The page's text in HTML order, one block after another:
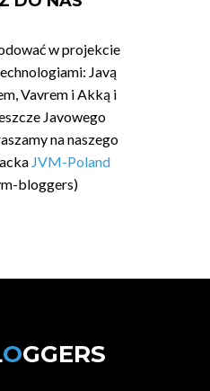
w projekcie
Javą
Vavrem i Akką i
Javowego
na naszego
JVM-Poland
bloggers)
OGGERS